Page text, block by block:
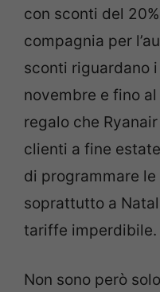
con sconti del
compagnia per
sconti riguardano
novembre e fino
regalo che
clienti a fine
di programmare
soprattutto a
tariffe imperdibile.
Non sono però